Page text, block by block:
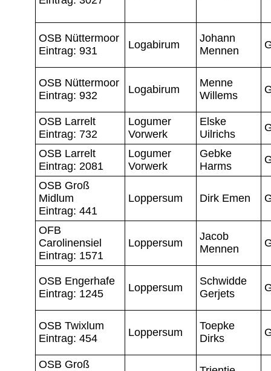
OSB Nüttermoor
Eintrag: 931
Logabirum
Johann
Mennen
OSB Nüttermoor
Eintrag: 932
Logabirum
Menne
Willems
OSB Larrelt
Eintrag: 732
Logumer
Vorwerk
Elske
Uilrichs
OSB Larrelt
Eintrag: 2081
Logumer
Vorwerk
Gebke
Harms
OSB Groß
Midlum
Eintrag: 441
Loppersum Dirk Emen
OFB
Carolinensiel
Eintrag: 1571
Loppersum
Jacob
Mennen
OSB Engerhafe
Eintrag: 1245
Loppersum
Schwidde
Gerjets
OSB Twixlum
Eintrag: 454
Loppersum
Toepke
Dirks
OSB Groß